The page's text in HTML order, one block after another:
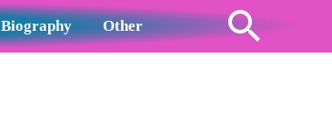
Biography Other